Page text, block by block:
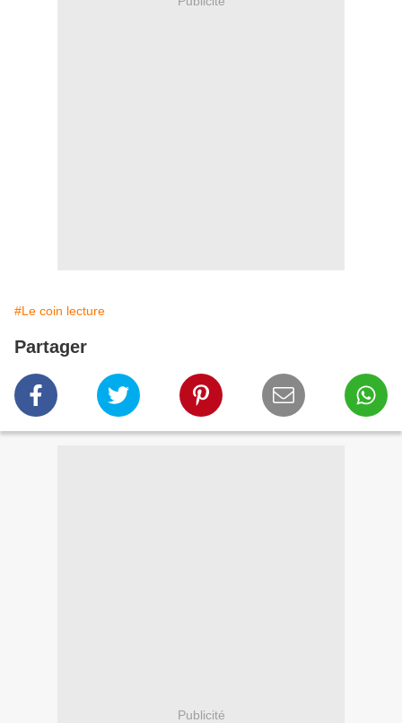
#Le coin lecture
Partager
Publicité